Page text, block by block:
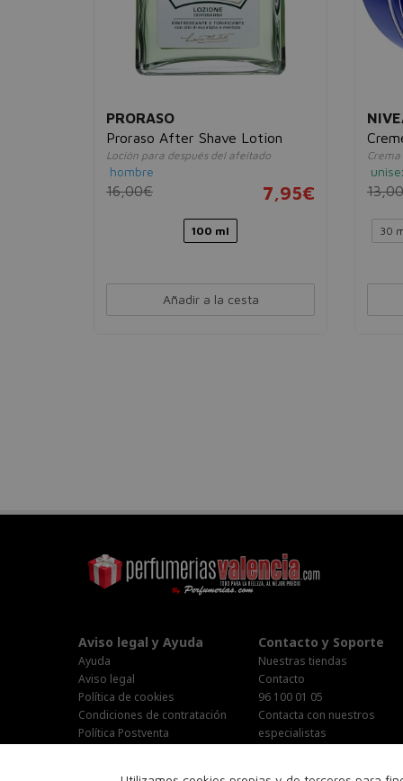
PRORASO
Proraso After Shave Lotion
Loción para después del afeitado
hombre
16,00€ 7,95€
100 ml
Añadir a la cesta
30
Aviso legal y Ayuda
Ayuda
Aviso legal
Política de cookies
Condiciones de contratación
Política Postventa
Contacto y Soporte
Nuestras tiendas
Contacto
96 100 01 05
Contacta con nuestros
especialistas